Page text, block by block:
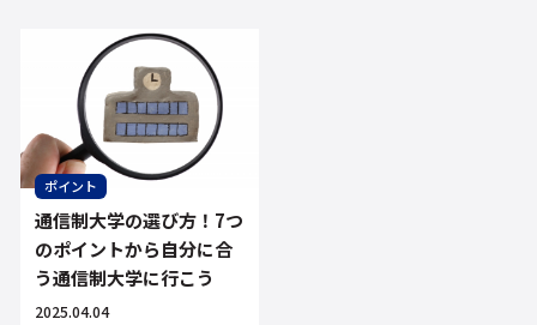
ポイント
通信制大学の選び方！7つ
のポイントから自分に合
う通信制大学に行こう
2025.04.04